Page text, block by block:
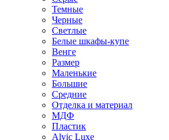
Темные
Черные
Светлые
Белые шкафы-купе
Венге
Размер
Маленькие
Большие
Средние
Отделка и материал
МДФ
Пластик
Alvic Luxe